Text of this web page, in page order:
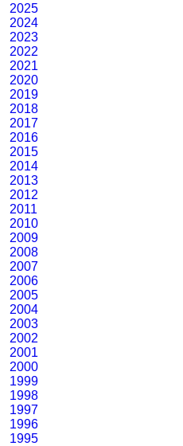
2025
2024
2023
2022
2021
2020
2019
2018
2017
2016
2015
2014
2013
2012
2011
2010
2009
2008
2007
2006
2005
2004
2003
2002
2001
2000
1999
1998
1997
1996
1995